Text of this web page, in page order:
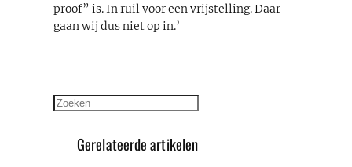
proof” is. In ruil voor een vrijstelling. Daar
gaan wij dus niet op in.’
Zoeken
Gerelateerde artikelen